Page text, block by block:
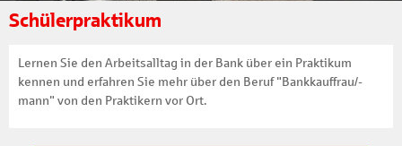
Schülerpraktikum
Lernen Sie den Arbeitsalltag in der Bank über ein Praktikum
kennen und erfahren Sie mehr über den Beruf "Bankkauffrau/-
mann" von den Praktikern vor Ort.